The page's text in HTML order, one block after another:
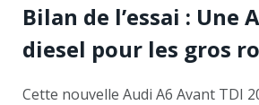
Bilan de l’essai : Une
diesel pour les gros
Cette nouvelle Audi A6 Avant TDI